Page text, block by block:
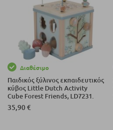
Διαθέσιμο
Παιδικός ξύλινος εκπαιδευτικός
κύβος Little Dutch Activity
Cube Forest Friends, LD7231.
35,90 €